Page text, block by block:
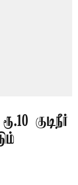
குடிநீர்